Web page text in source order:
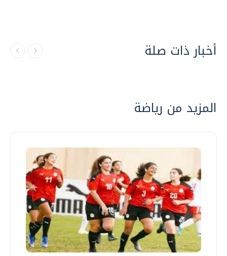
أخبار ذات صلة
المزيد من رياضة